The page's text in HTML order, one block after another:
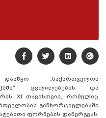
დაიწყო „საქართველოს
ცვლილებების და
XI თავისთვის, რომელიც
განხორციელებაში
ფორმების დანერგვას.